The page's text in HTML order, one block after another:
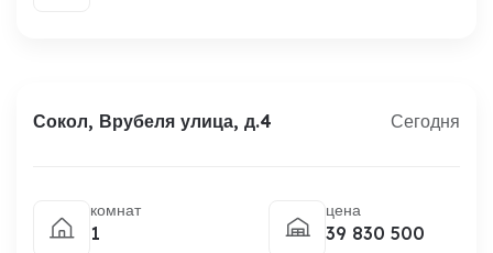
Сокол, Врубеля улица, д.4 Сегодня
комнат
1
цена
39 830 500